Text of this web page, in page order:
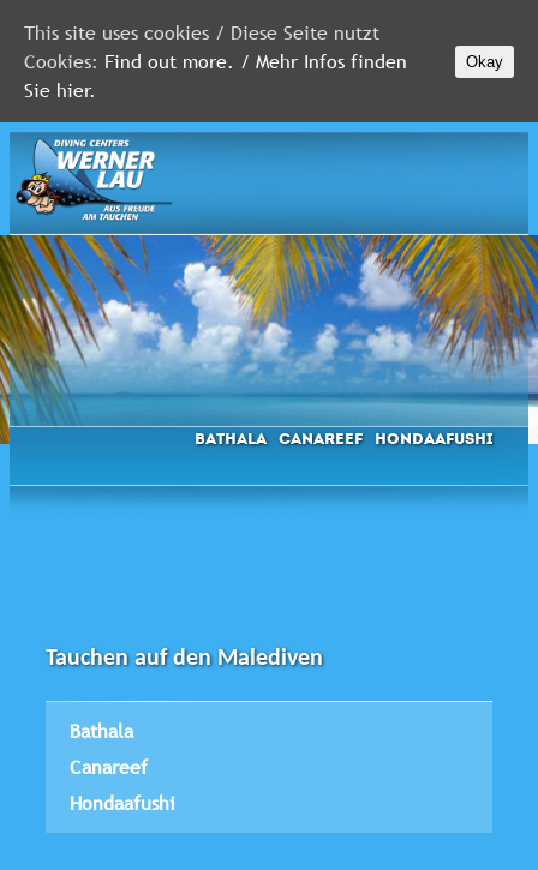
MALEDIVEN
ROTES
MEER
FLORIDA
Newsletter
Bathala Canareef Hondaafushi
Tauchen auf den Malediven
Bathala
Canareef
Hondaafushi
This site uses cookies / Diese Seite nutzt
Cookies: Find out more. / Mehr Infos finden
Sie hier.
Okay